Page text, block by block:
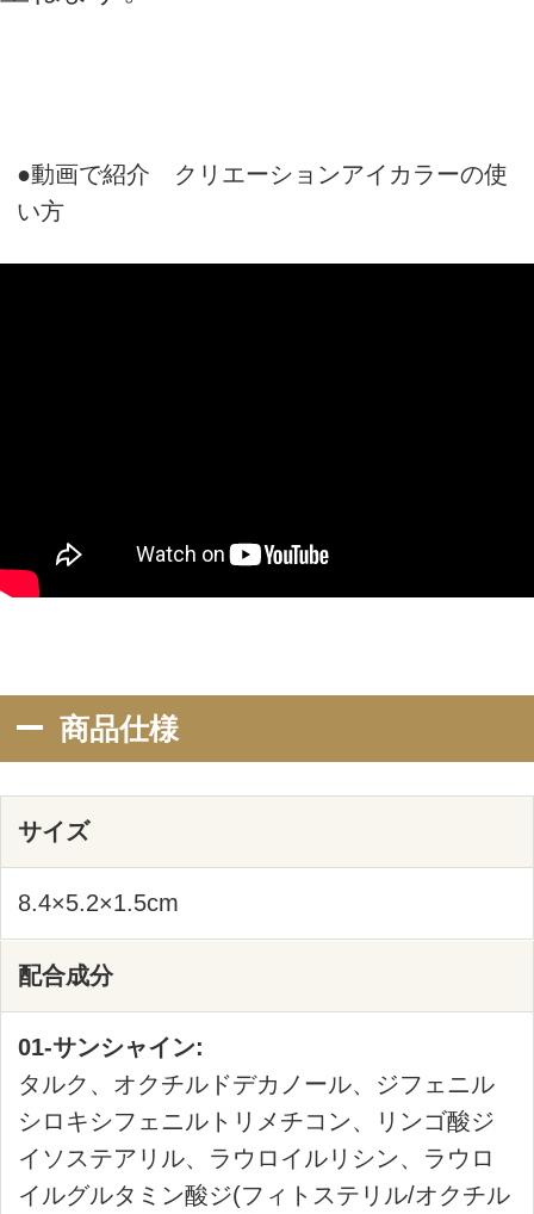
リシン、リンゴ酸ジイソステアリル、ラウロ
イルグルタミン酸ジ(フィトステリル/オクチル
Na、トリ(カプリル酸/ カプリン酸/ミリスチン
03-マリアージュ:
タルク、ジメチコン、リンゴ酸ジイソステア
リル、エチルヘキサン酸セチル、ナイロン－
マージリノール酸水添ヒマシ油、ラウロイル
リシン、トコフェロール、スクワラン、水添
パーム核油、ヘキサヒドロキシステアリン酸
カプリン酸／ミリスチン酸／ステアリン酸）
グリセリル、トリエチルヘキサノイン、カミ
ツレ花エキス、イソドデカン、マイカ、酸化
04-フォレスト:
リシン、リンゴ酸ジイソステアリル、ラウロ
イルグルタミン酸ジ(フィトステリル/オクチル
Na、シリカ、トリ(カプリル酸/カプリン酸/ミ
リスチン酸/ステアリン酸)グリセリル、マカデ
ミアナッツ脂肪酸フィトステリル、ヘキサ(ヒ